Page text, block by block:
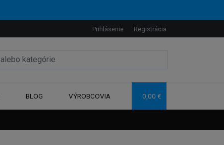
Prihlásenie Registrácia
BLOG VÝROBCOVIA 0,00 €